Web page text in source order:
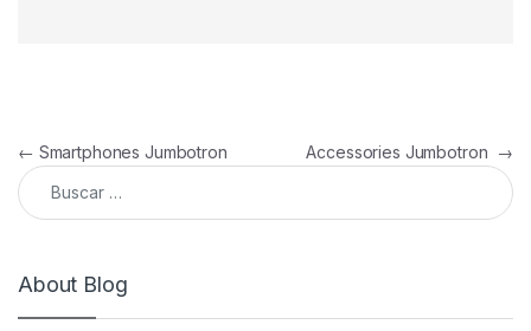
Navegación de entradas
← Smartphones Jumbotron Accessories Jumbotron →
Buscar:
About Blog